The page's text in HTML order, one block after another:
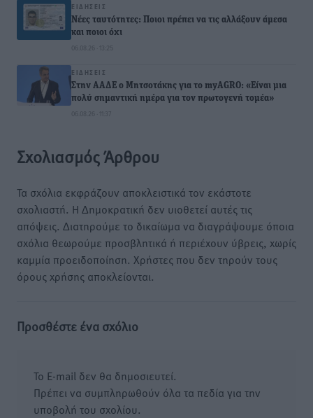
ΕΙΔΉΣΕΙΣ
Νέες ταυτότητες: Ποιοι πρέπει να τις αλλάξουν άμεσα
και ποιοι όχι
06.08.26 · 13:25
ΕΙΔΉΣΕΙΣ
Στην ΑΑΔΕ ο Μητσοτάκης για το myAGRO: «Είναι μια
πολύ σημαντική ημέρα για τον πρωτογενή τομέα»
06.08.26 · 11:37
Σχολιασμός Άρθρου
Τα σχόλια εκφράζουν αποκλειστικά τον εκάστοτε
σχολιαστή. Η Δημοκρατική δεν υιοθετεί αυτές τις
απόψεις. Διατηρούμε το δικαίωμα να διαγράψουμε όποια
σχόλια θεωρούμε προσβλητικά ή περιέχουν ύβρεις, χωρίς
καμμία προειδοποίηση. Χρήστες που δεν τηρούν τους
όρους χρήσης αποκλείονται.
Προσθέστε ένα σχόλιο
Το E-mail δεν θα δημοσιευτεί.
Πρέπει να συμπληρωθούν όλα τα πεδία για την
υποβολή του σχολίου.